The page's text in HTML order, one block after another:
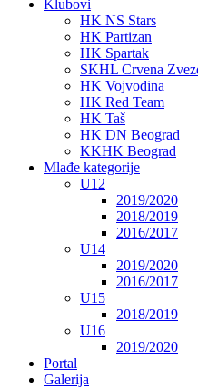
Klubovi
HK NS Stars
HK Partizan
HK Spartak
SKHL Crvena
HK Vojvodina
HK Red Team
HK Taš
HK DN Beograd
KKHK Beograd
Mlađe kategorije
U12
2019/2020
2018/2019
2016/2017
U14
2019/2020
2016/2017
U15
2018/2019
U16
2019/2020
Portal
Galerija